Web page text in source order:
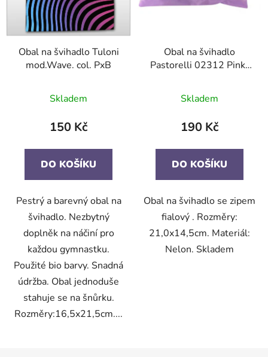
Obal na švihadlo Tuloni
mod.Wave. col. PxB
Skladem
150 Kč
DO KOŠÍKU
Pestrý a barevný obal na
švihadlo. Nezbytný
doplněk na náčiní pro
každou gymnastku.
Použité bio barvy. Snadná
údržba. Obal jednoduše
stahuje se na šnůrku.
Rozměry:16,5x21,5cm....
Obal na švihadlo
Pastorelli 02312 Pink-
Skladem
190 Kč
DO KOŠÍKU
Obal na švihadlo se zipem
fialový . Rozměry:
21,0x14,5cm. Materiál:
Nelon. Skladem